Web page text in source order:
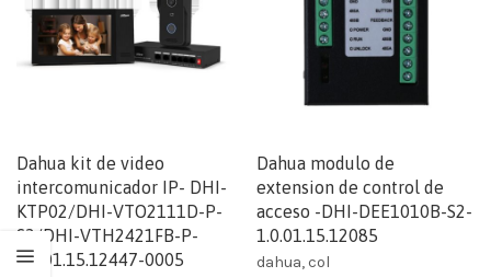
Dahua kit de video
intercomunicador IP- DHI-
KTP02/DHI-VTO2111D-P-
S3/DHI-VTH2421FB-P-
1.0.01.15.12447-0005
Dahua modulo de
extension de control de
acceso -DHI-DEE1010B-S2-
1.0.01.15.12085
dahua, col